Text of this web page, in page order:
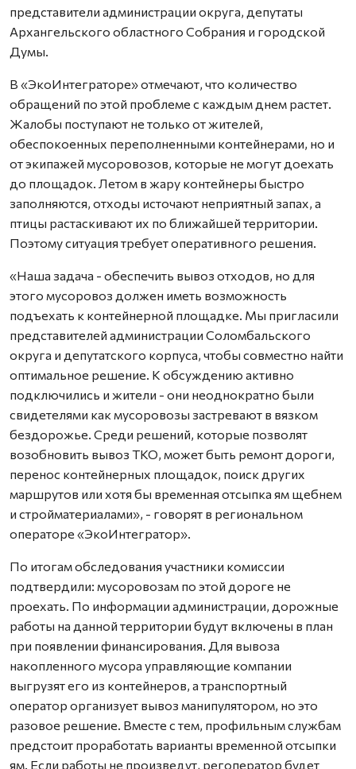
представители администрации округа, депутаты
Архангельского областного Собрания и городской
Думы.
В «ЭкоИнтеграторе» отмечают, что количество
обращений по этой проблеме с каждым днем растет.
Жалобы поступают не только от жителей,
обеспокоенных переполненными контейнерами, но и
от экипажей мусоровозов, которые не могут доехать
до площадок. Летом в жару контейнеры быстро
заполняются, отходы источают неприятный запах, а
птицы растаскивают их по ближайшей территории.
Поэтому ситуация требует оперативного решения.
«Наша задача - обеспечить вывоз отходов, но для
этого мусоровоз должен иметь возможность
подъехать к контейнерной площадке. Мы пригласили
представителей администрации Соломбальского
округа и депутатского корпуса, чтобы совместно найти
оптимальное решение. К обсуждению активно
подключились и жители - они неоднократно были
свидетелями как мусоровозы застревают в вязком
бездорожье. Среди решений, которые позволят
возобновить вывоз ТКО, может быть ремонт дороги,
перенос контейнерных площадок, поиск других
маршрутов или хотя бы временная отсыпка ям щебнем
и стройматериалами», - говорят в региональном
операторе «ЭкоИнтегратор».
По итогам обследования участники комиссии
подтвердили: мусоровозам по этой дороге не
проехать. По информации администрации, дорожные
работы на данной территории будут включены в план
при появлении финансирования. Для вывоза
накопленного мусора управляющие компании
выгрузят его из контейнеров, а транспортный
оператор организует вывоз манипулятором, но это
разовое решение. Вместе с тем, профильным службам
предстоит проработать варианты временной отсыпки
ям. Если работы не произведут, регоператор будет